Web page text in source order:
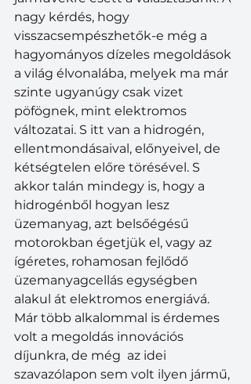
nagy kérdés, hogy
visszacsempészhetők-e még a
hagyományos dízeles megoldások
a világ élvonalába, melyek ma már
szinte ugyanúgy csak vizet
pöfögnek, mint elektromos
változatai. S itt van a hidrogén,
ellentmondásaival, előnyeivel, de
kétségtelen előre törésével. S
akkor talán mindegy is, hogy a
hidrogénből hogyan lesz
üzemanyag, azt belsőégésű
motorokban égetjük el, vagy az
ígéretes, rohamosan fejlődő
üzemanyagcellás egységben
alakul át elektromos energiává.
Már több alkalommal is érdemes
volt a megoldás innovációs
díjunkra, de még  az idei
szavazólapon sem volt ilyen jármű,